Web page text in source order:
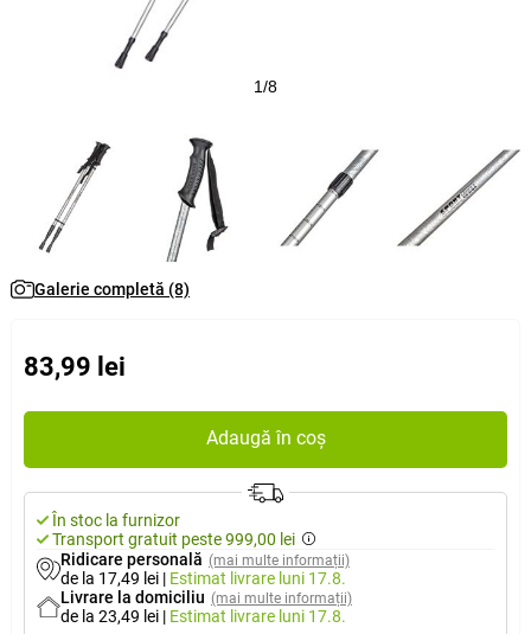
1/8
Galerie completă (8)
83,99 lei
Adaugă în coș
În stoc la furnizor
Transport gratuit peste 999,00 lei
Ridicare personală (mai multe informații)
de la 17,49 lei | Estimat livrare luni 17.8.
Livrare la domiciliu (mai multe informații)
de la 23,49 lei | Estimat livrare luni 17.8.